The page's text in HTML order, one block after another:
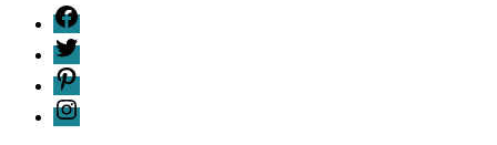
Étiquettes
blog
de
mamans
conciliation
famille
F
T
P
I